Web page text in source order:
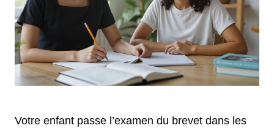
Votre enfant passe l’examen du brevet dans les